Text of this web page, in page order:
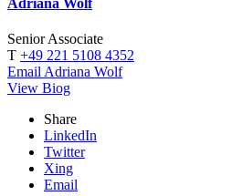
Senior Associate
T +49 221 5108 4352
Email Adriana Wolf
View Biog
Share
LinkedIn
Twitter
Xing
Email